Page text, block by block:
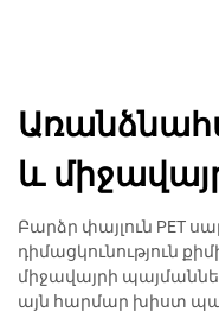
և
Բարձր փայլուն PET
դիմացկունություն
միջավայրի
այն հարմար խիստ